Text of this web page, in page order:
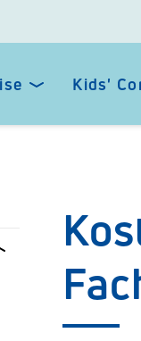
Kids'